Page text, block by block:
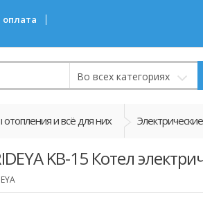
оплата
Во всех категориях
отопления и всё для них
KВ-15 Котел